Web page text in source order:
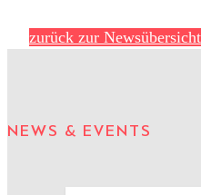
zurück zur Newsübersicht
NEWS & EVENTS